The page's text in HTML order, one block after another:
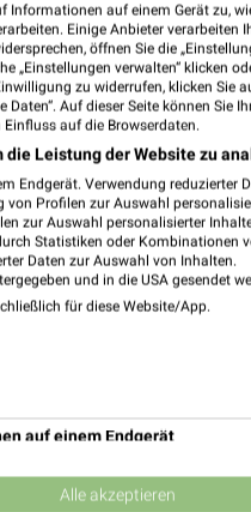
Angeboten in
auf einem Gerät zu,
Einige Anbieter verarbeiten
öffnen Sie die
„Einstellungen verwalten“ klicken
zu widerrufen, klicken Sie
Auf dieser Seite können Sie
auf die Browserdaten.
Leistung der Website zu
Endgerät. Verwendung reduzierter
Profilen zur Auswahl
zur Auswahl personalisierter
Statistiken oder Kombinationen
Daten zur Auswahl von Inhalten.
und in die USA gesendet
für diese Website/App.
auf einem Endgerät
von Werbeanzeigen
Alle akzeptieren